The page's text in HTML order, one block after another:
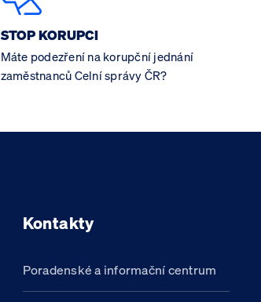
STOP KORUPCI
Máte podezření na korupční jednání
zaměstnanců Celní správy ČR?
Kontakty
Poradenské a informační centrum